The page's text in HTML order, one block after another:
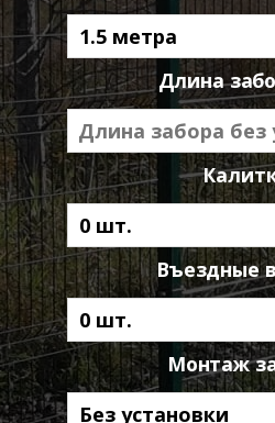
Длина
Въездные
Монтаж